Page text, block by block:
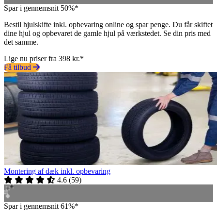
Spar i gennemsnit 50%*
Bestil hjulskifte inkl. opbevaring online og spar penge. Du får skiftet
dine hjul og opbevaret de gamle hjul på værkstedet. Se din pris med
det samme.
Lige nu priser fra 398 kr.*
Få tilbud
Montering af dæk inkl. opbevaring
4.6 (59)
Spar i gennemsnit 61%*